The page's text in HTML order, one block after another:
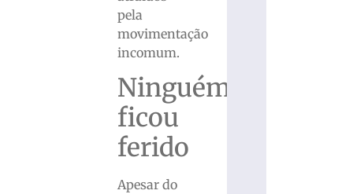
pela
movimentação
incomum.
Ninguém
ficou
ferido
Apesar do